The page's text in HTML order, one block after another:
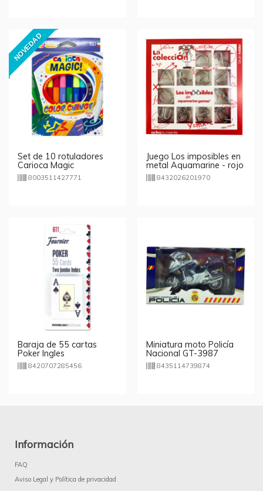
NOVEDAD
Set de 10 rotuladores
Carioca Magic
8003511427771
Juego Los imposibles en
metal Aquamarine - rojo
8432026201970
Baraja de 55 cartas
Poker Ingles
8420707285456
Miniatura moto Policía
Nacional GT-3987
8435114739874
Información
FAQ
Aviso Legal y Política de privacidad